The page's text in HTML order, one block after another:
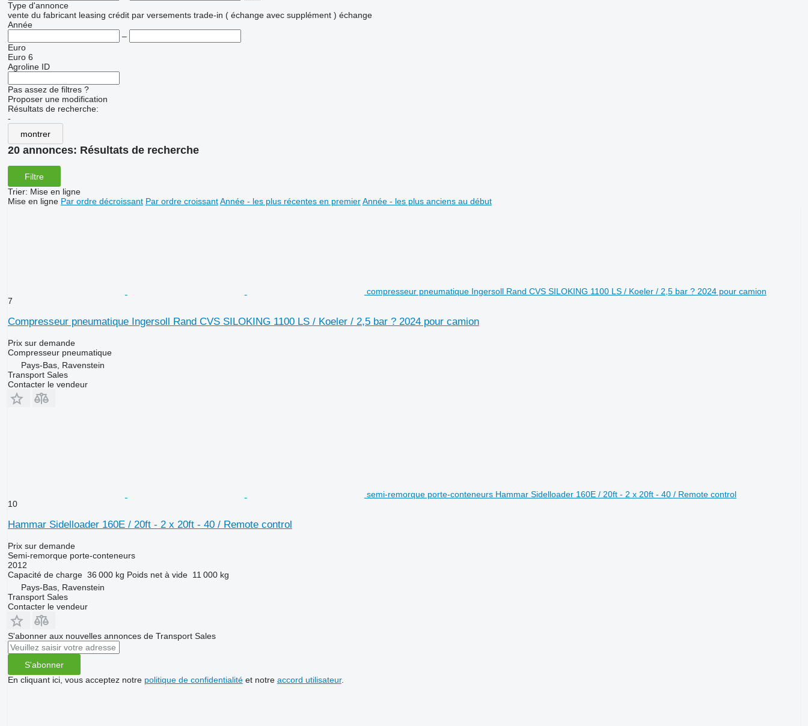
Type d'annonce
vente du fabricant leasing crédit par versements trade-in ( échange avec supplément ) échange
Année
–
Euro
Euro 6
Agroline ID
Pas assez de filtres ?
Proposer une modification
Résultats de recherche:
-
montrer
20 annonces: Résultats de recherche
Filtre
Trier: Mise en ligne
Mise en ligne Par ordre décroissant Par ordre croissant Année - les plus récentes en premier Année - les plus anciens au début
compresseur pneumatique Ingersoll Rand CVS SILOKING 1100 LS / Koeler / 2,5 bar ? 2024 pour camion
7
Compresseur pneumatique Ingersoll Rand CVS SILOKING 1100 LS / Koeler / 2,5 bar ? 2024 pour camion
Prix sur demande
Compresseur pneumatique
Pays-Bas, Ravenstein
Transport Sales
Contacter le vendeur
semi-remorque porte-conteneurs Hammar Sidelloader 160E / 20ft - 2 x 20ft - 40 / Remote control
10
Hammar Sidelloader 160E / 20ft - 2 x 20ft - 40 / Remote control
Prix sur demande
Semi-remorque porte-conteneurs
2012
Capacité de charge 36 000 kg Poids net à vide 11 000 kg
Pays-Bas, Ravenstein
Transport Sales
Contacter le vendeur
S'abonner aux nouvelles annonces de Transport Sales
S'abonner
En cliquant ici, vous acceptez notre politique de confidentialitéet notre accord utilisateur.